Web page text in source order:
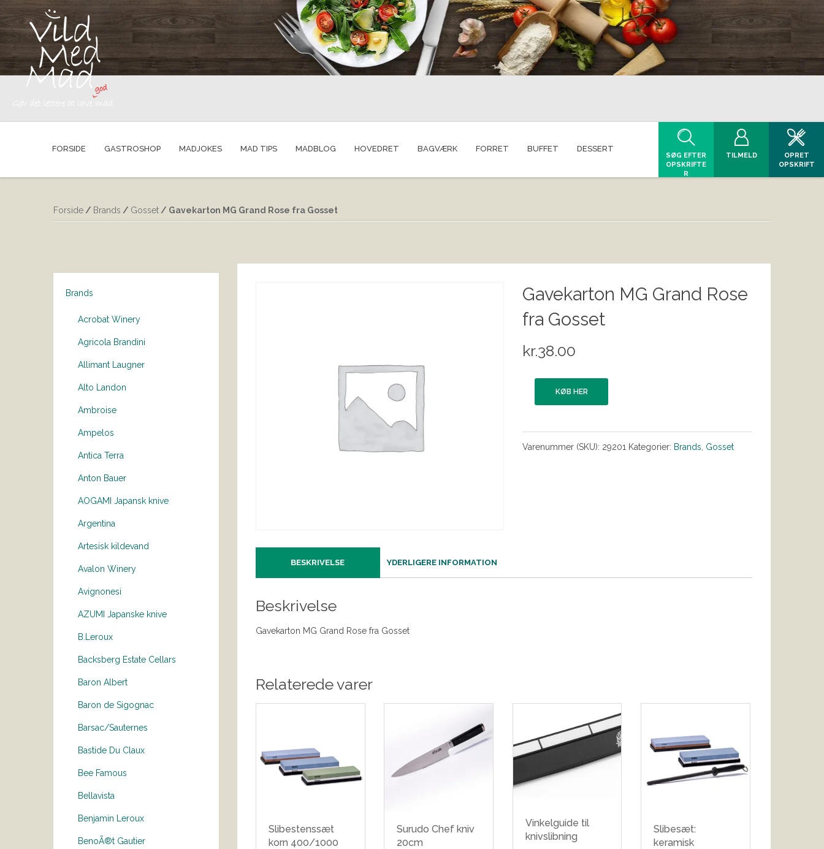
FORSIDE GASTROSHOP MADJOKES MAD TIPS MADBLOG HOVEDRET BAGVÆRK FORRET BUFFET DESSERT
SØG EFTER
OPSKRIFTE
R
TILMELD
OPRET
OPSKRIFT
Forside / Brands / Gosset / Gavekarton MG Grand Rose fra Gosset
Brands
Acrobat Winery
Agricola Brandini
Allimant Laugner
Alto Landon
Ambroise
Ampelos
Antica Terra
Anton Bauer
AOGAMI Japansk knive
Argentina
Artesisk kildevand
Avalon Winery
Avignonesi
AZUMI Japanske knive
B.Leroux
Backsberg Estate Cellars
Baron Albert
Baron de Sigognac
Barsac/Sauternes
Bastide Du Claux
Bee Famous
Bellavista
Benjamin Leroux
BenoÃ®t Gautier
Gavekarton MG Grand Rose
fra Gosset
kr.38.00
KØB HER
Varenummer (SKU): 29201 Kategorier: Brands Gosset
BESKRIVELSE YDERLIGERE INFORMATION
Beskrivelse
Gavekarton MG Grand Rose fra Gosset
Relaterede varer
Slibestenssæt
korn 400/1000
Surudo Chef kniv
20cm
Vinkelguide til
knivslibning
Slibesæt:
keramisk